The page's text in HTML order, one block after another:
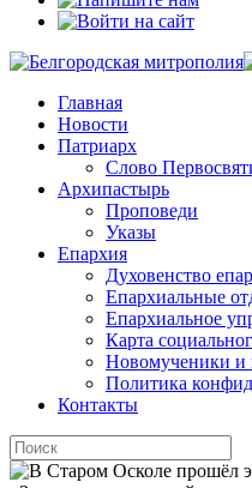
Главная
Новости
Патриарх
Слово
Архипастырь
Проповеди
Указы
Епархия
Духовенство
Епархиальные
Епархиальное
Карта
Новомученики и
Политика
Контакты